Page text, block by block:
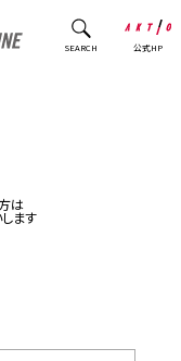
SEARCH 公式HP
は
ます